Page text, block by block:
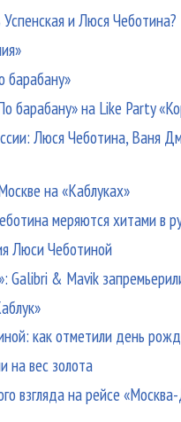
и Люся Чеботина?
барабану»
барабану» на Like Party
Люся Чеботина, Ваня
на «Каблуках»
меряются хитами в
Люси Чеботиной
Galibri & Mavik
как отметили день
на вес золота
взгляда на рейсе